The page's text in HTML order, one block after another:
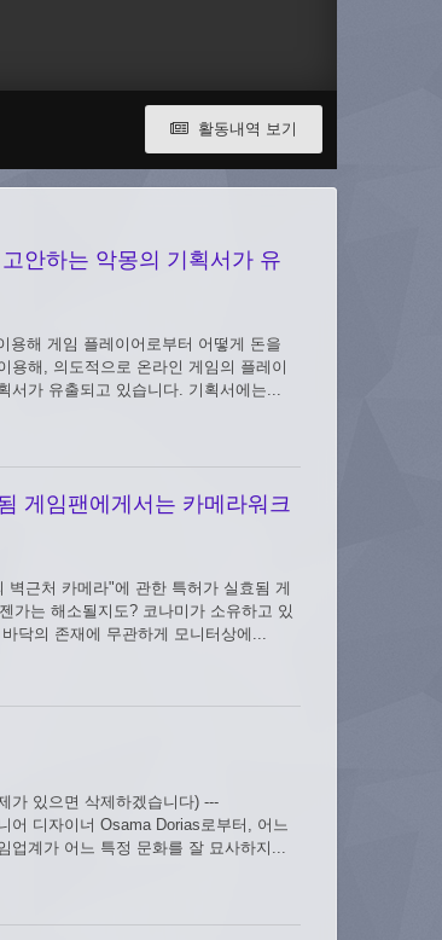
활동내역 보기
안하는 악몽의 기획서가 유
용해 게임 플레이어로부터 어떻게 돈을
용해, 의도적으로 온라인 게임의 플레이
서가 유출되고 있습니다. 기획서에는...
게임팬에게서는 카메라워크
근처 카메라"에 관한 특허가 실효됨 게
가는 해소될지도? 코나미가 소유하고 있
닥의 존재에 무관하게 모니터상에...
가 있으면 삭제하겠습니다) ---
어 디자이너 Osama Dorias로부터, 어느
업계가 어느 특정 문화를 잘 묘사하지...